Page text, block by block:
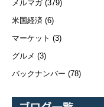
メルマガ(379)
米国経済 (6)
マーケット (3)
グルメ (3)
バックナンバー (78)